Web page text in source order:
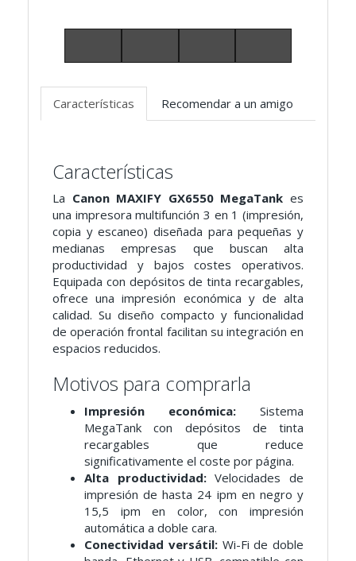
Características Recomendar a un amigo
Características
La Canon MAXIFY GX6550 MegaTank es
una impresora multifunción 3 en 1 (impresión,
copia y escaneo) diseñada para pequeñas y
medianas empresas que buscan alta
productividad y bajos costes operativos.
Equipada con depósitos de tinta recargables,
ofrece una impresión económica y de alta
calidad. Su diseño compacto y funcionalidad
de operación frontal facilitan su integración en
espacios reducidos.
Motivos para comprarla
Impresión económica: Sistema
MegaTank con depósitos de tinta
recargables que reduce
significativamente el coste por página.
Alta productividad:Velocidades de
impresión de hasta 24 ipm en negro y
15,5 ipm en color, con impresión
automática a doble cara.
Conectividad versátil:Wi-Fi de doble